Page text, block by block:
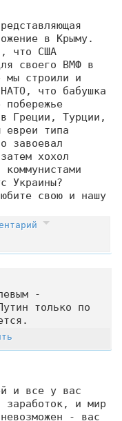
в Крыму.
что США
своего ВМФ в
мы строили и
что бабушка
побережье
Греции, Турции,
евреи типа
завоевал
хохол
Украины?
свою и нашу
-
только по
и все у вас
заработок, и мир
- вас